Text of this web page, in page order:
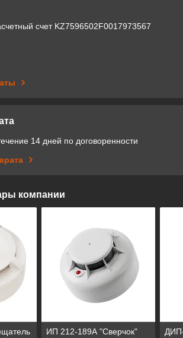
счет KZ7596502F0017973567
14 дней по договоренности
компании
ИП 212-189А "Сверчок"